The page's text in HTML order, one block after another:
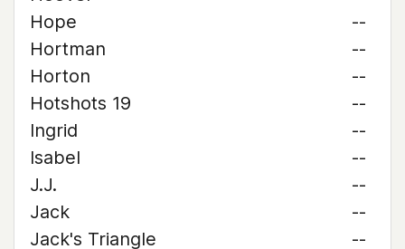
Hope
--
Hortman
--
Horton
--
Hotshots 19
--
Ingrid
--
Isabel
--
J.J.
--
Jack
--
Jack's Triangle
--